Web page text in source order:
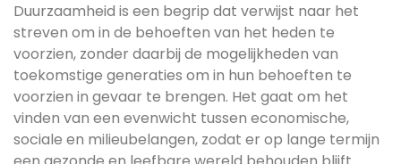
Duurzaamheid is een begrip dat verwijst naar het
streven om in de behoeften van het heden te
voorzien, zonder daarbij de mogelijkheden van
toekomstige generaties om in hun behoeften te
voorzien in gevaar te brengen. Het gaat om het
vinden van een evenwicht tussen economische,
sociale en milieubelangen, zodat er op lange termijn